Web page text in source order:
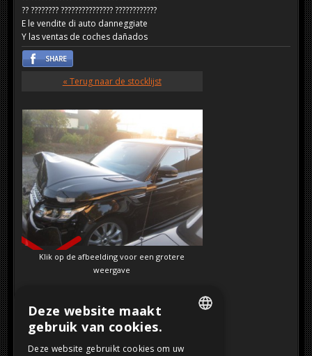
?? ???????? ??????????????? ????????????
E le vendite di auto danneggiate
Y las ventas de coches dañados
« Terug naar de stocklijst
SOLD
Klik op de afbeelding voor een grotere
weergave
Deze website maakt
gebruik van cookies.
Deze website gebruikt cookies om uw